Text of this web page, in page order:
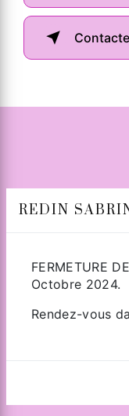
REDIN
FERMETURE
Octobre 2024.
Rendez-vous
Zone Industrielle de Tiercelet